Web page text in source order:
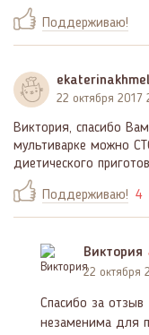
Поддерживаю!
ekaterinakhmel
22 октября 2017
Виктория, спасибо
мультиварке можно
диетического
Поддерживаю! 4
Виктория
22 октября
Спасибо за отзыв
незаменима для